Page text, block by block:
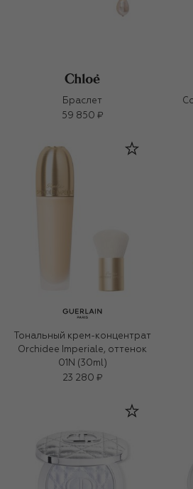
Браслет
59 850 ₽
Тональный крем-концентрат
Orchidee Imperiale, оттенок
01N (30ml)
23 280 ₽